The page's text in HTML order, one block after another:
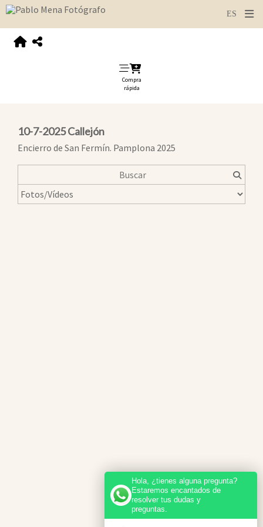
Compra
rápida
10-7-2025 Callejón
Encierro de San Fermín. Pamplona 2025
Hola, ¿tienes alguna pregunta?
Estaremos encantados de
resolver tus dudas y
preguntas.